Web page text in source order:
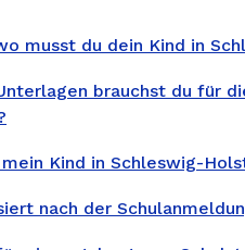
musst du dein Kind in
brauchst du für
mein Kind in Schleswig-
nach der